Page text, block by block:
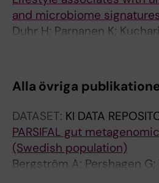
and microbiome
Duhr H; Parnanen K;
Pershagen G; Lahti L;
Alla övriga
DATASET: KI DATA
PARSIFAL gut
(Swedish population)
Bergström A; Pershagen